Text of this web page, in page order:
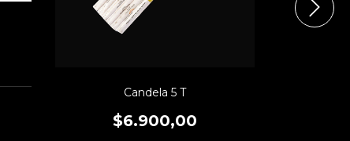
Candela 5 T
$6.900,00